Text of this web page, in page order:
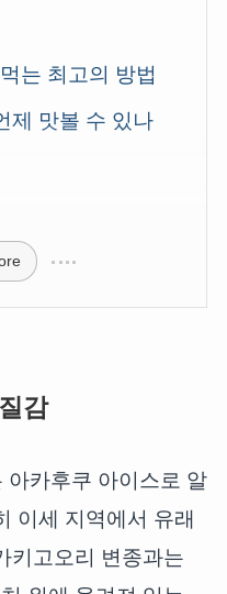
는 최고의 방법
제 맛볼 수 있나
감
아카후쿠 아이스로 알
이세 지역에서 유래
키고오리 변종과는